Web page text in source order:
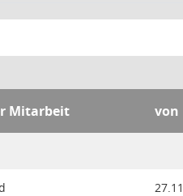
Mitarbeit von